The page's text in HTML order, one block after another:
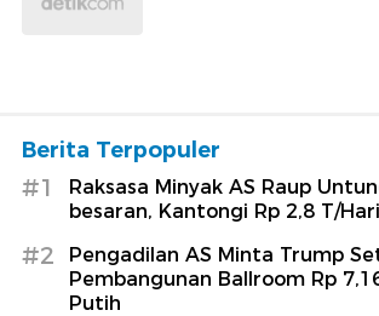
Berita Terpopuler
#1
Raksasa Minyak AS Raup
besaran, Kantongi Rp 2,8 T/Hari
#2
Pengadilan AS Minta Trump
Pembangunan Ballroom Rp
Putih